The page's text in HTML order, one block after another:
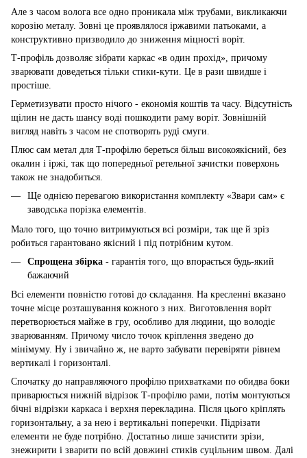
Але з часом волога все одно проникала між трубами, викликаючи
корозію металу. Зовні це проявлялося іржавими патьоками, а
конструктивно призводило до зниження міцності воріт.
Т-профіль дозволяє зібрати каркас «в один прохід», причому
зварювати доведеться тільки стики-кути. Це в рази швидше і
простіше.
Герметизувати просто нічого - економія коштів та часу. Відсутність
щілин не дасть шансу воді пошкодити раму воріт. Зовнішній
вигляд навіть з часом не спотворять руді смуги.
Плюс сам метал для Т-профілю береться більш високоякісний, без
окалин і іржі, так що попередньої ретельної зачистки поверхонь
також не знадобиться.
Ще однією перевагою використання комплекту «Звари сам» є
заводська порізка елементів.
Мало того, що точно витримуються всі розміри, так ще й зріз
робиться гарантовано якісний і під потрібним кутом.
Спрощена збірка - гарантія того, що впорається будь-який
бажаючий
Всі елементи повністю готові до складання. На кресленні вказано
точне місце розташування кожного з них. Виготовлення воріт
перетворюється майже в гру, особливо для людини, що володіє
зварюванням. Причому число точок кріплення зведено до
мінімуму. Ну і звичайно ж, не варто забувати перевіряти рівнем
вертикалі і горизонталі.
Спочатку до направляючого профілю прихватками по обидва боки
приварюється нижній відрізок Т-профілю рами, потім монтуються
бічні відрізки каркаса і верхня перекладина. Після цього кріплять
горизонтальну, а за нею і вертикальні поперечки. Підрізати
елементи не буде потрібно. Достатньо лише зачистити зрізи,
знежирити і зварити по всій довжині стиків суцільним швом. Далі